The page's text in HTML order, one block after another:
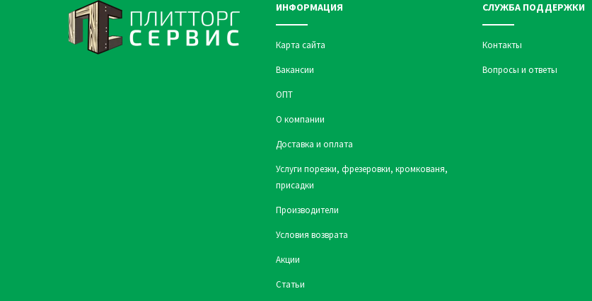
ИНФОРМАЦИЯ
Карта сайта
Вакансии
ОПТ
О компании
Доставка и оплата
Услуги порезки, фрезеровки, кромкованя,
присадки
Производители
Условия возврата
Акции
Статьи
СЛУЖБА ПОДДЕРЖКИ
Контакты
Вопросы и ответы